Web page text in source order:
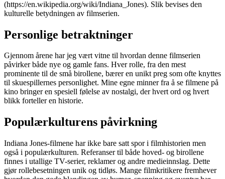
(https://en.wikipedia.org/wiki/Indiana_Jones). Slik bevises den
kulturelle betydningen av filmserien.
Personlige betraktninger
Gjennom årene har jeg vært vitne til hvordan denne filmserien
påvirker både nye og gamle fans. Hver rolle, fra den mest
prominente til de små birollene, bærer en unikt preg som ofte knyttes
til skuespillernes personlighet. Mine egne minner fra å se filmene på
kino bringer en spesiell følelse av nostalgi, der hvert ord og hvert
blikk forteller en historie.
Populærkulturens påvirkning
Indiana Jones-filmene har ikke bare satt spor i filmhistorien men
også i populærkulturen. Referanser til både hoved- og birollene
finnes i utallige TV-serier, reklamer og andre medieinnslag. Dette
gjør rollebesetningen unik og tidløs. Mange filmkritikere fremhever